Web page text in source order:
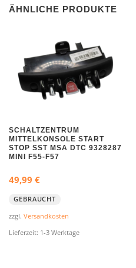
ÄHNLICHE PRODUKTE
SCHALTZENTRUM
MITTELKONSOLE START
STOP SST MSA DTC 9328287
MINI F55-F57
49,99 €
GEBRAUCHT
zzgl. Versandkosten
Lieferzeit: 1-3 Werktage